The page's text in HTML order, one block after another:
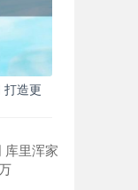
打造更
库里浑家